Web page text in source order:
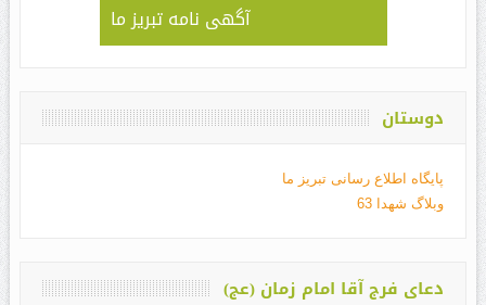
آگهی نامه تبریز ما
دوستان
پایگاه اطلاع رسانی تبریز ما
وبلاگ شهدا 63
دعای فرج آقا امام زمان (عج)